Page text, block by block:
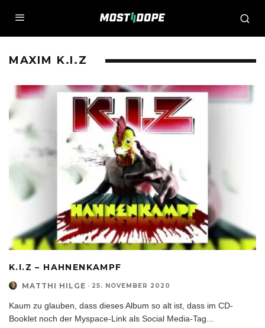
MAXIM K.I.Z
K.I.Z – HAHNENKAMPF
MATTHI HILGE · 25. NOVEMBER 2020
Kaum zu glauben, dass dieses Album so alt ist, dass im CD-
Booklet noch der Myspace-Link als Social Media-Tag